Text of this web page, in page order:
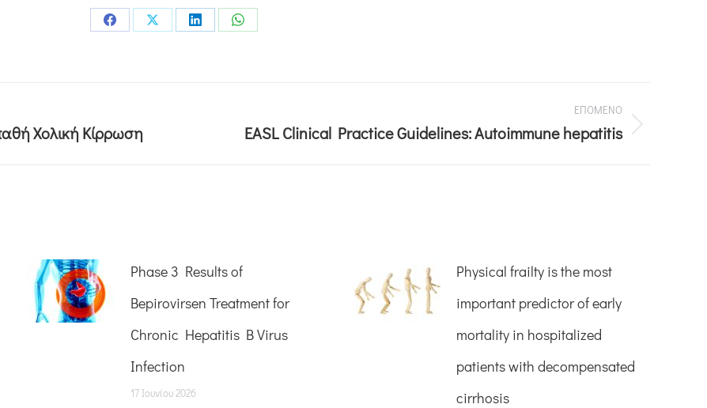
Χολική Κίρρωση
ΕΠΟΜΕΝΟ
EASL Clinical Practice Guidelines: Autoimmune hepatitis
Phase 3 Results of
Bepirovirsen Treatment for
Chronic Hepatitis B Virus
Infection
17 Ιουνίου 2026
Physical frailty is the most
important predictor of early
mortality in hospitalized
patients with decompensated
cirrhosis